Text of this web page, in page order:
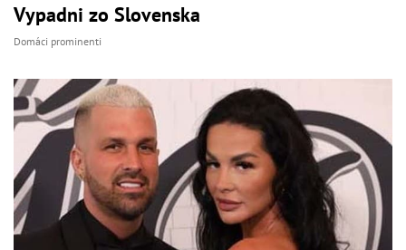
Vypadni zo Slovenska
Domáci prominenti